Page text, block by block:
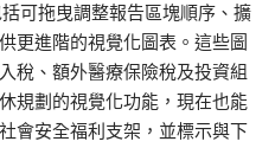
可拖曳調整報告區塊順序、擴
更進階的視覺化圖表。這些圖
稅、額外醫療保險稅及投資組
規劃的視覺化功能，現在也能
會安全福利支架，並標示與下